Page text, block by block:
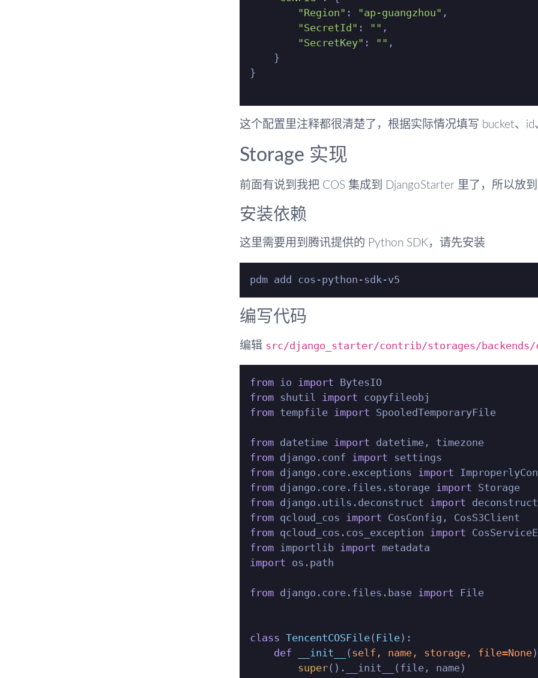
"Region" : "ap-guangzhou" ,
"SecretId" : "" ,
"SecretKey" : "" ,
    }
}
这个配置里注释都很清楚了，根据实际情况填写 bucket、
Storage 实现
前面有说到我把 COS 集成到 DjangoStarter 里了，所以放
安装依赖
这里需要用到腾讯提供的 Python SDK，请先安装
编写代码
编辑 src/django_starter/contrib/storages/backends/
from io import
BytesIO
from shutil import
from tempfile import SpooledTemporaryFile
from datetime import
datetime, timezone
from django.conf import
from django.core.exceptions import
from django.core.files.storage import
Storage
from django.utils.deconstruct import
from qcloud_cos import
from qcloud_cos.cos_exception import
from importlib import
import os.path
from django.core.files.base import File
class TencentCOSFile( File):
def
__init__ ( self, name, storage, file=None
super().__init__(file, name)